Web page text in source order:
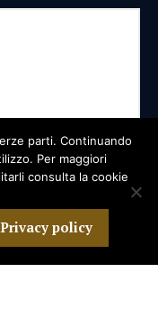
parti. Continuando
Per maggiori
consulta la cookie
Privacy policy